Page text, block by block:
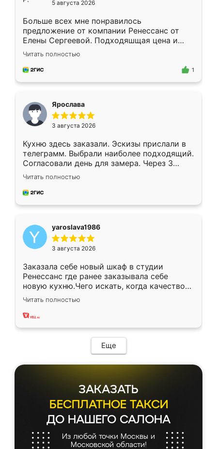
5 августа 2026
Больше всех мне понравилось
предложение от компании Ренессанс от
Елены Сергеевой. Подходяшщая цена и
короткие сроки изготовления. Приехавший
для замера сотрудник Владислав
предложил по моему эскизу самый
Читать полностью
1
Ярослава
3 августа 2026
Кухню здесь заказали. Эскизы прислали в
телеграмм. Выбрали наиболее подходящий.
Согласовали день для замера. Через 3
недели кухня была уже готова. Остались
довольны работой. Спасибо Ренессанс
мебель за качественную работу!
Читать полностью
yaroslava1986
3 августа 2026
Заказала себе новый шкаф в студии
Ренессанс где ранее заказывала себе
новую кухню.Чего искать, когда качеством
вполне довольна. Служит кухня уже почти
два года, нареканий нет.
Читать полностью
Еще
ЗАКАЗАТЬ
БЕСПЛАТНОЕ ТАКСИ
ДО НАШЕГО САЛОНА
Из любой точки Москвы и
Московской области!